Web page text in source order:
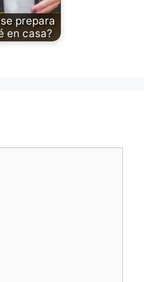
prepara
en casa?